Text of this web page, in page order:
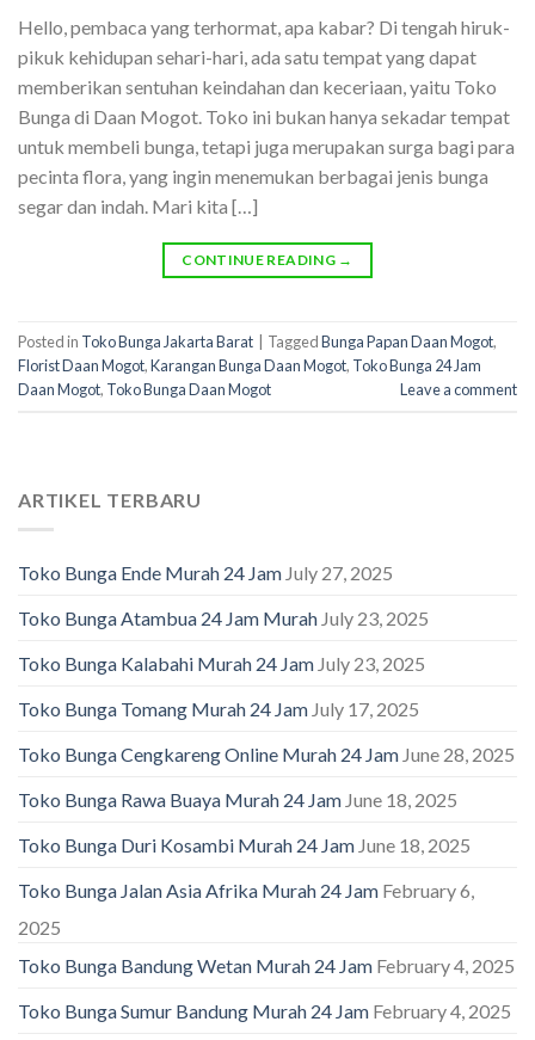
Hello, pembaca yang terhormat, apa kabar? Di tengah hiruk-
pikuk kehidupan sehari-hari, ada satu tempat yang dapat
memberikan sentuhan keindahan dan keceriaan, yaitu Toko
Bunga di Daan Mogot. Toko ini bukan hanya sekadar tempat
untuk membeli bunga, tetapi juga merupakan surga bagi para
pecinta flora, yang ingin menemukan berbagai jenis bunga
segar dan indah. Mari kita […]
CONTINUE READING →
Posted in Toko Bunga Jakarta Barat TaggedBunga Papan Daan Mogot,
Florist Daan Mogot,Karangan Bunga Daan Mogot, Toko Bunga 24 Jam
Daan Mogot, Toko Bunga Daan Mogot Leave a comment
ARTIKEL TERBARU
Toko Bunga Ende Murah 24 Jam July 27, 2025
Toko Bunga Atambua 24 Jam Murah July 23, 2025
Toko Bunga Kalabahi Murah 24 Jam July 23, 2025
Toko Bunga Tomang Murah 24 Jam July 17, 2025
Toko Bunga Cengkareng Online Murah 24 Jam June 28, 2025
Toko Bunga Rawa Buaya Murah 24 Jam June 18, 2025
Toko Bunga Duri Kosambi Murah 24 Jam June 18, 2025
Toko Bunga Jalan Asia Afrika Murah 24 Jam February 6,
2025
Toko Bunga Bandung Wetan Murah 24 Jam February 4, 2025
Toko Bunga Sumur Bandung Murah 24 Jam February 4, 2025